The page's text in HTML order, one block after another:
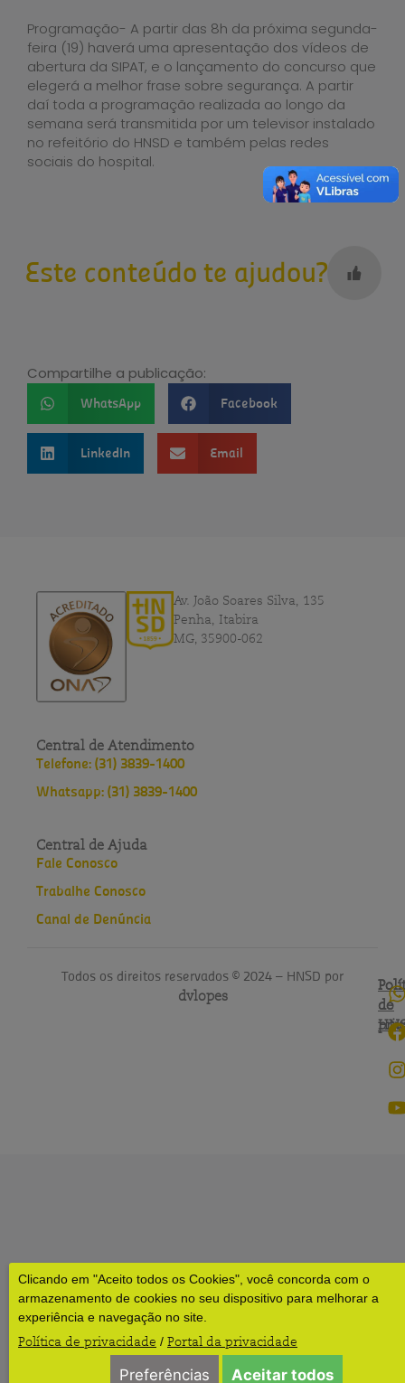
Clicando em "Aceito todos os Cookies", você concorda com o
armazenamento de cookies no seu dispositivo para melhorar a
experiência e navegação no site.
Política de privacidade / Portal da privacidade
Preferências Aceitar todos
Programação- A partir das 8h da próxima segunda-
feira (19) haverá uma apresentação dos vídeos de
abertura da SIPAT, e o lançamento do concurso que
elegerá a melhor frase sobre segurança. A partir
daí toda a programação realizada ao longo da
semana será transmitida por um televisor instalado
no refeitório do HNSD e também pelas redes
sociais do hospital.
Este conteúdo te ajudou?
Compartilhe a publicação:
WhatsApp Facebook
LinkedIn Email
Av. João Soares Silva, 135
Penha, Itabira
MG, 35900-062
Central de Atendimento
Telefone: (31) 3839-1400
Whatsapp: (31) 3839-1400
Central de Ajuda
Fale Conosco
Trabalhe Conosco
Canal de Denúncia
Todos os direitos reservados © 2024 – HNSD por
dvlopes
de
do